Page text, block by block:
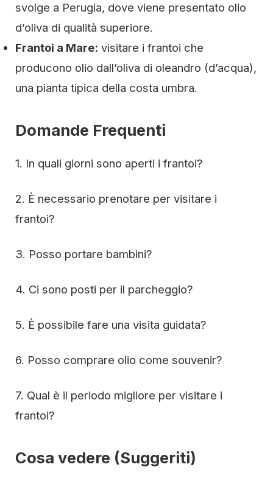
svolge a Perugia, dove viene presentato olio
d’oliva di qualità superiore.
Frantoi a Mare: visitare i frantoi che
producono olio dall’oliva di oleandro (d’acqua),
una pianta tipica della costa umbra.
Domande Frequenti
1. In quali giorni sono aperti i frantoi?
2. È necessario prenotare per visitare i
frantoi?
3. Posso portare bambini?
4. Ci sono posti per il parcheggio?
5. È possibile fare una visita guidata?
6. Posso comprare olio come souvenir?
7. Qual è il periodo migliore per visitare i
frantoi?
Cosa vedere (Suggeriti)